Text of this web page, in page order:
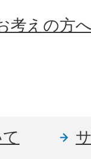
考えの方